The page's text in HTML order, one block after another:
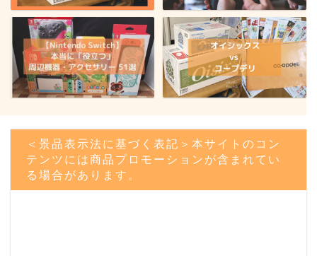
＜景品表示法に基づく表記＞本サイトのコン
テンツには商品プロモーションが含まれてい
る場合があります。